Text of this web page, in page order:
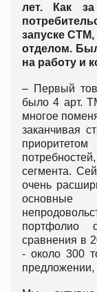
лет. Как
запуске
отделом.
на работу и
– Первый
было 4 арт.
многое
заканчивая
сегмента.
очень
портфолио
сравнения в
- около 300
предложении,